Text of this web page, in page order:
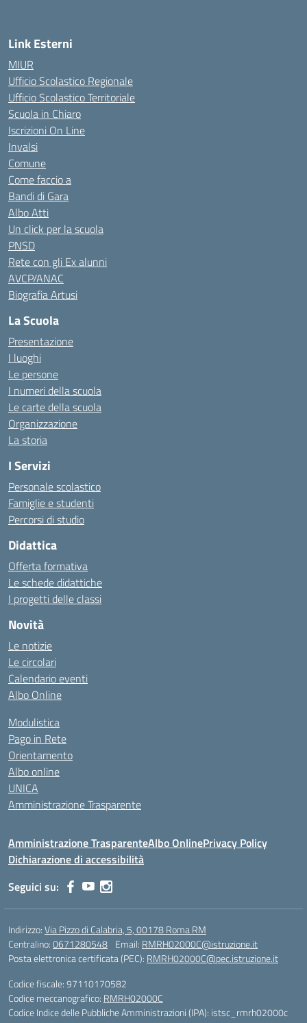
Link Esterni
MIUR
Ufficio Scolastico Regionale
Ufficio Scolastico Territoriale
Scuola in Chiaro
Iscrizioni On Line
Invalsi
Comune
Come faccio a
Bandi di Gara
Albo Atti
Un click per la scuola
PNSD
Rete con gli Ex alunni
AVCP/ANAC
Biografia Artusi
La Scuola
Presentazione
I luoghi
Le persone
I numeri della scuola
Le carte della scuola
Organizzazione
La storia
I Servizi
Personale scolastico
Famiglie e studenti
Percorsi di studio
Didattica
Offerta formativa
Le schede didattiche
I progetti delle classi
Novità
Le notizie
Le circolari
Calendario eventi
Albo Online
Modulistica
Pago in Rete
Orientamento
Albo online
UNICA
Amministrazione Trasparente
Amministrazione TrasparenteAlbo OnlinePrivacy Policy
Dichiarazione di accessibilità
Seguici su:
Indirizzo:Via Pizzo di Calabria, 5, 00178 Roma RM
Centralino:0671280548 Email: RMRH02000C@istruzione.it
Posta elettronica certificata (PEC): RMRH02000C@pec.istruzione.it
Codice fiscale: 97110170582
Codice meccanografico: RMRH02000C
Codice Indice delle Pubbliche Amministrazioni (IPA): istsc_rmrh02000c